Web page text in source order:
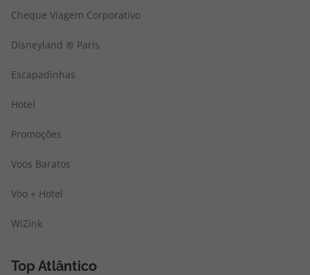
Cheque Viagem Corporativo
Disneyland ® Paris
Escapadinhas
Hotel
Promoções
Voos Baratos
Voo + Hotel
WiZink
Top Atlântico